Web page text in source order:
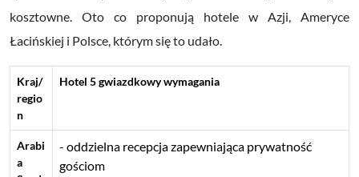
kosztowne. Oto co proponują hotele w Azji, Ameryce
Łacińskiej i Polsce, którym się to udało.
Kraj/
regio
n
Hotel 5 gwiazdkowy wymagania
Arabi
a
oddzielna recepcja zapewniająca prywatność
gościom